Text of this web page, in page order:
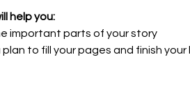
help you:
important parts of your story
to fill your pages and finish your